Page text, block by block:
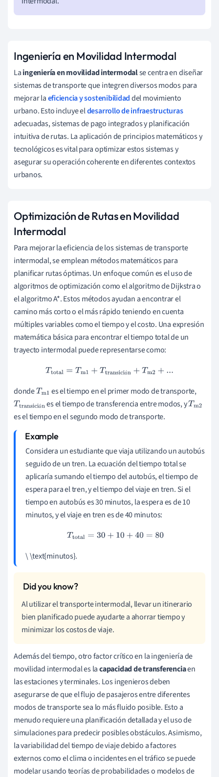
Ingeniería en Movilidad Intermodal
Laingeniería en movilidad intermodalse centra en diseñar
sistemas de transporte que integren diversos modos para
mejorar laeficiencia y sostenibilidaddel movimiento
urbano. Esto incluye eldesarrollo de infraestructuras
adecuadas, sistemas de pago integrados y planificación
intuitiva de rutas. La aplicación de principios matemáticos y
tecnológicos es vital para optimizar estos sistemas y
asegurar su operación coherente en diferentes contextos
urbanos.
Optimización de Rutas en Movilidad
Intermodal
Para mejorar la eficiencia de los sistemas de transporte
intermodal, se emplean métodos matemáticos para
planificar rutas óptimas. Un enfoque común es el uso de
algoritmos de optimización como el algoritmo de Dijkstra o
el algoritmo A*. Estos métodos ayudan a encontrar el
camino más corto o el más rápido teniendo en cuenta
múltiples variables como el tiempo y el costo. Una expresión
matemática básica para encontrar el tiempo total de un
trayecto intermodal puede representarse como:
ó
Ttotal=Tm1+ Ttransición+Tm2+ ...
dondeTm
1
es el tiempo en el primer modo de transporte,
ó
Ttransici
ón
es el tiempo de transferencia entre modos, yTm
es el tiempo en el segundo modo de transporte.
Considera un estudiante que viaja utilizando un autobús
seguido de un tren. La ecuación del tiempo total se
aplicaría sumando el tiempo del autobús, el tiempo de
espera para el tren, y el tiempo del viaje en tren. Si el
tiempo en autobús es 30 minutos, la espera es de 10
minutos, y el viaje en tren es de 40 minutos:
T total= 30 +10 +40=80
\ \text{minutos}.
Al utilizar el transporte intermodal, llevar un itinerario
bien planificado puede ayudarte a ahorrar tiempo y
minimizar los costos de viaje.
Además del tiempo, otro factor crítico en la ingeniería de
movilidad intermodal es lacapacidad de transferenciaen
las estaciones y terminales. Los ingenieros deben
asegurarse de que el flujo de pasajeros entre diferentes
modos de transporte sea lo más fluido posible. Esto a
menudo requiere una planificación detallada y el uso de
simulaciones para predecir posibles obstáculos. Asimismo,
la variabilidad del tiempo de viaje debido a factores
externos como el clima o incidentes en el tráfico se puede
modelar usando teorías de probabilidades o modelos de